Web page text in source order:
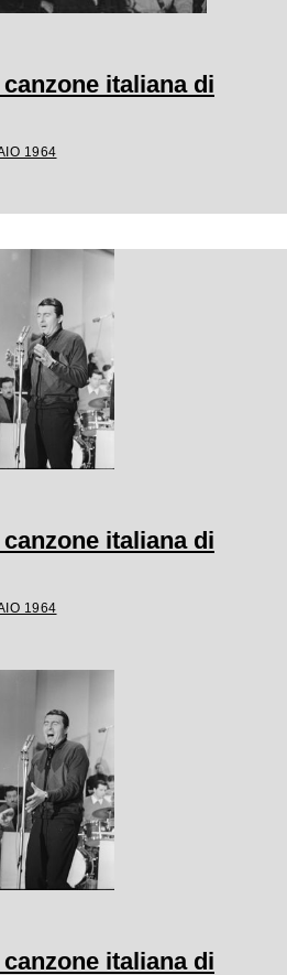
italiana di
1964
italiana di
1964
italiana di